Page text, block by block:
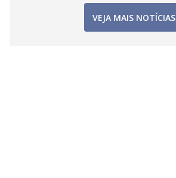
VEJA MAIS NOTÍCIAS